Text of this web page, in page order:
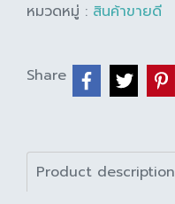
หมวดหมู่ : สินค้าขายดี
Share
Product description